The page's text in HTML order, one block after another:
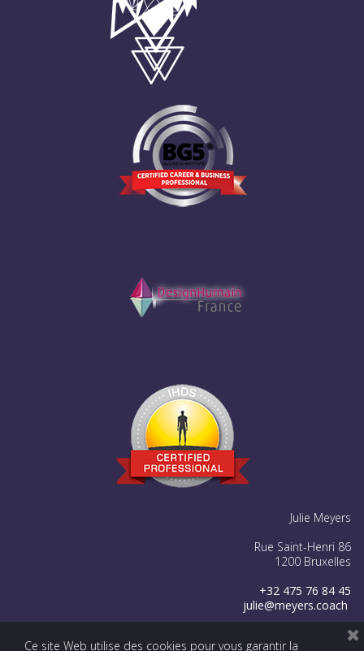
Julie Meyers
Rue Saint-Henri 86
1200 Bruxelles
+32 475 76 84 45
julie@meyers.coach
  
Ce site Web utilise des cookies pour vous garantir la